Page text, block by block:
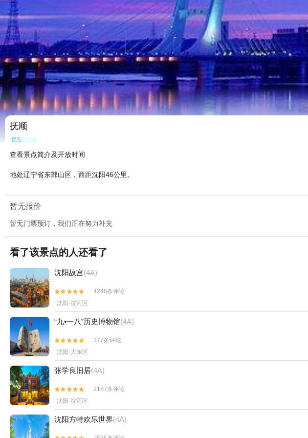
抚顺
暂无点评
查看景点简介及开放时间
地处辽宁省东部山区，西距沈阳46公里。
暂无报价
暂无门票预订，我们正在努力补充
看了该景点的人还看了
沈阳故宫(4A)


4246条评论
沈阳·沈河区
“九•一八”历史博物馆(4A)


377条评论
沈阳·大东区
张学良旧居(4A)


2187条评论
沈阳·沈河区
沈阳方特欢乐世界(4A)